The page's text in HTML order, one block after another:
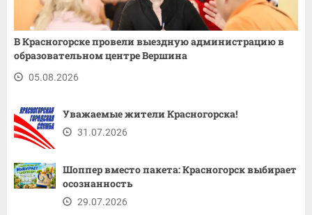
В Красногорске провели выездную администрацию в
образовательном центре Вершина
05.08.2026
Уважаемые жители Красногорска!
31.07.2026
Шоппер вместо пакета: Красногорск выбирает
осознанность
29.07.2026